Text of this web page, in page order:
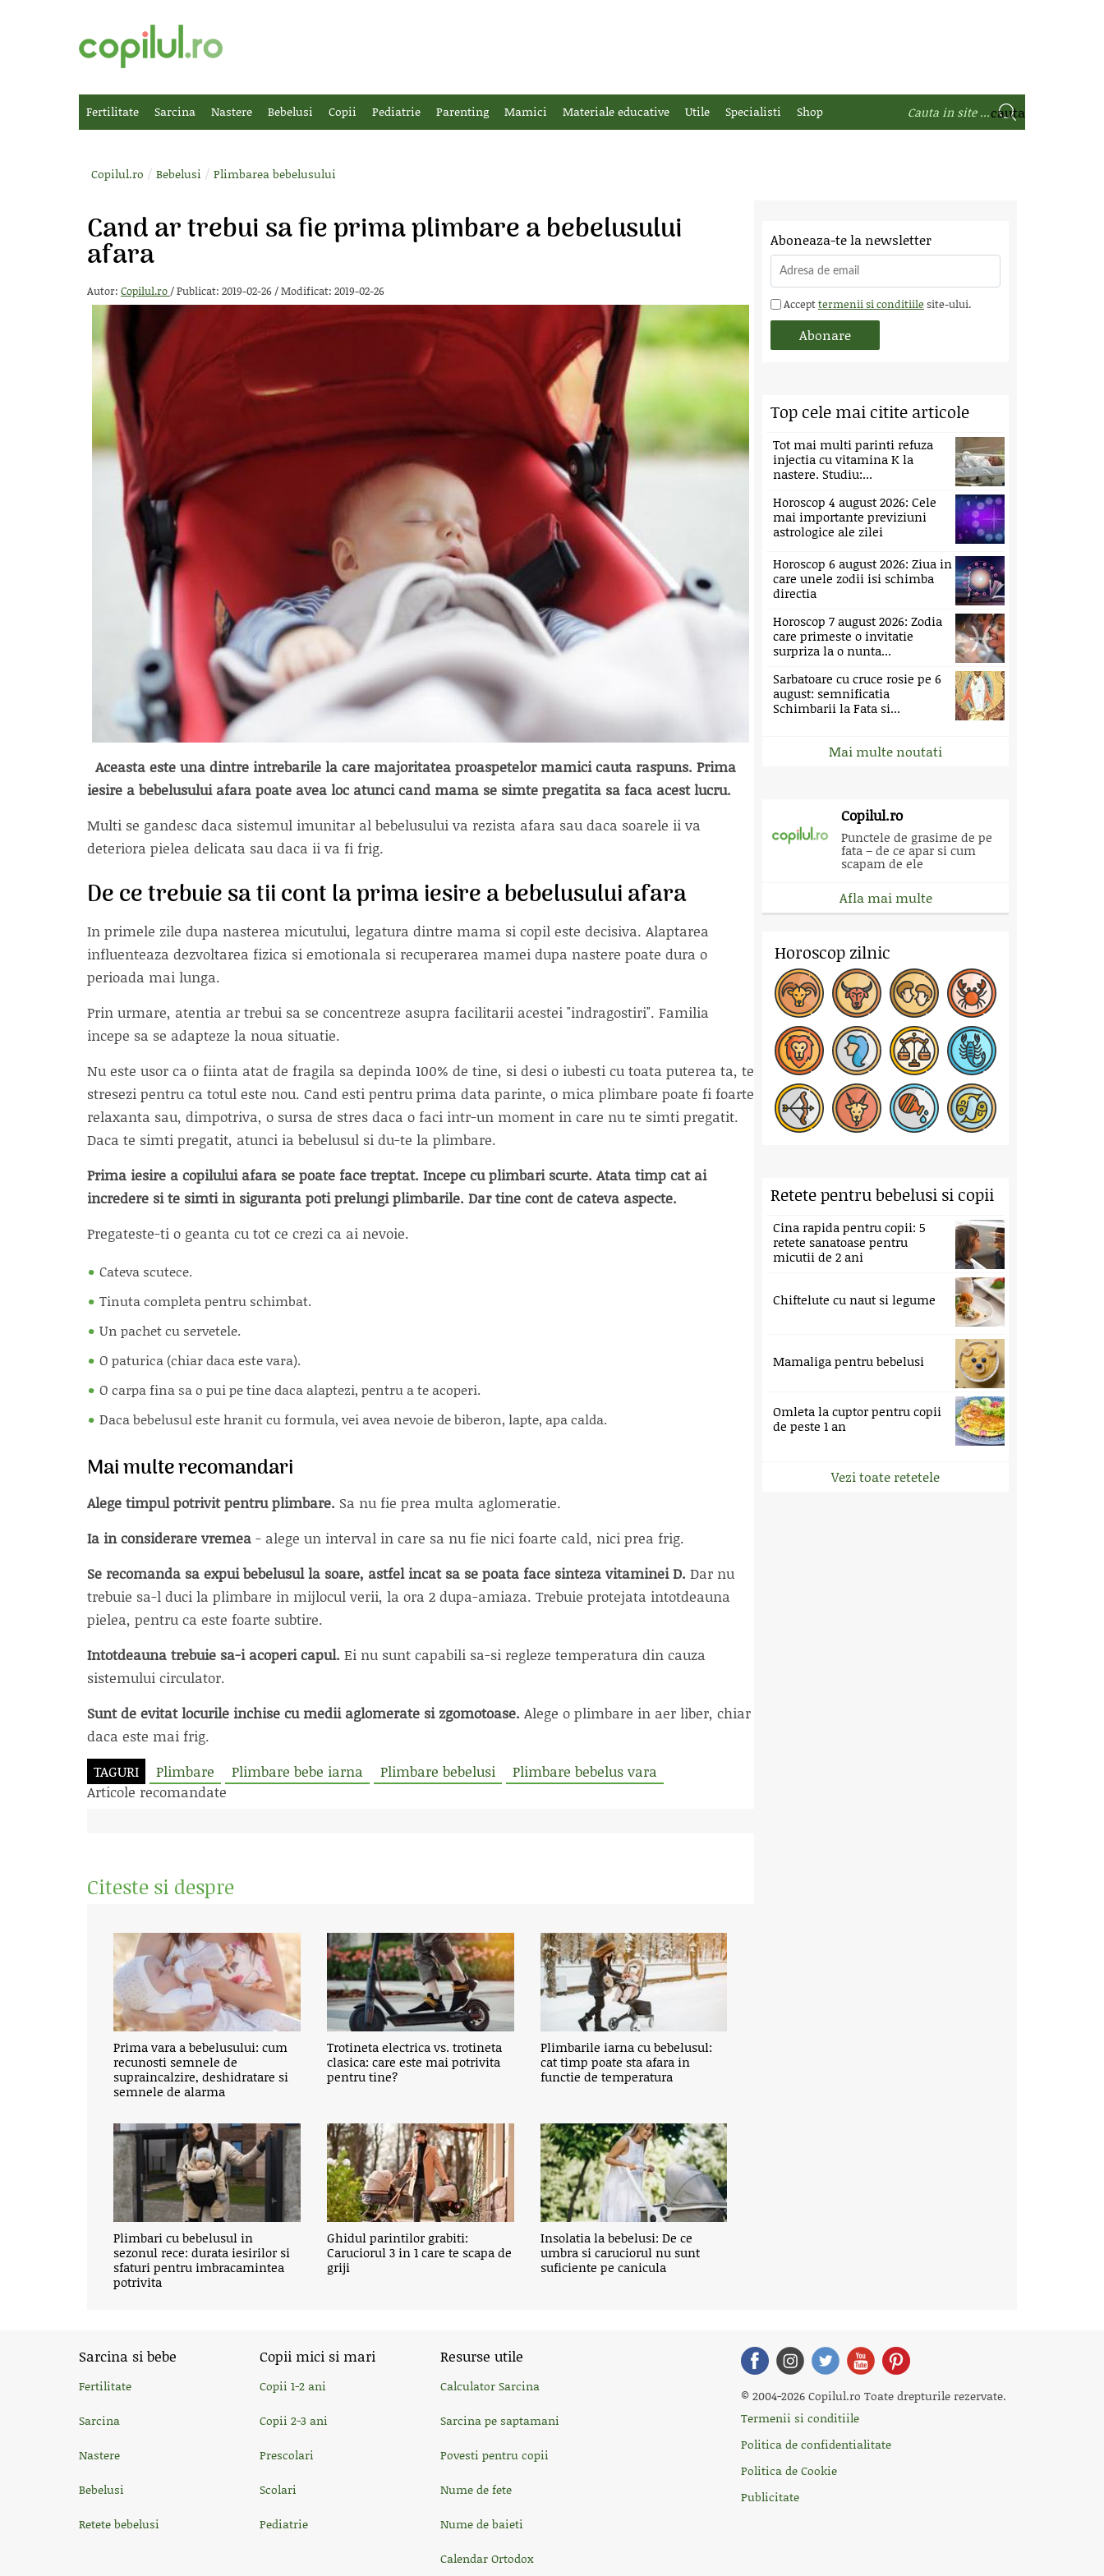
Fertilitate Sarcina Nastere Bebelusi Copii Pediatrie Parenting Mamici Materiale educative Utile Specialisti Shop
Copilul.ro / Bebelusi / Plimbarea bebelusului
Cand ar trebui sa fie prima plimbare a bebelusului
afara
Autor: Copilul.ro/Publicat: 2019-02-26/Modificat: 2019-02-26
Aceasta este una dintre intrebarile la care majoritatea proaspetelor mamici cauta raspuns. Prima
iesire a bebelusului afara poate avea loc atunci cand mama se simte pregatita sa faca acest lucru.
Multi se gandesc daca sistemul imunitar al bebelusului va rezista afara sau daca soarele ii va
deteriora pielea delicata sau daca ii va fi frig.
De ce trebuie sa tii cont la prima iesire a bebelusului afara
In primele zile dupa nasterea micutului, legatura dintre mama si copil este decisiva. Alaptarea
influenteaza dezvoltarea fizica si emotionala si recuperarea mamei dupa nastere poate dura o
perioada mai lunga.
Prin urmare, atentia ar trebui sa se concentreze asupra facilitarii acestei "indragostiri". Familia
incepe sa se adapteze la noua situatie.
Nu este usor ca o fiinta atat de fragila sa depinda 100% de tine, si desi o iubesti cu toata puterea ta, te
stresezi pentru ca totul este nou. Cand esti pentru prima data parinte, o mica plimbare poate fi foarte
relaxanta sau, dimpotriva, o sursa de stres daca o faci intr-un moment in care nu te simti pregatit.
Daca te simti pregatit, atunci ia bebelusul si du-te la plimbare.
Prima iesire a copilului afara se poate face treptat. Incepe cu plimbari scurte. Atata timp cat ai
incredere si te simti in siguranta poti prelungi plimbarile. Dar tine cont de cateva aspecte.
Pregateste-ti o geanta cu tot ce crezi ca ai nevoie.
Cateva scutece.
Tinuta completa pentru schimbat.
Un pachet cu servetele.
O paturica (chiar daca este vara).
O carpa fina sa o pui pe tine daca alaptezi, pentru a te acoperi.
Daca bebelusul este hranit cu formula, vei avea nevoie de biberon, lapte, apa calda.
Mai multe recomandari
Alege timpul potrivit pentru plimbare. Sa nu fie prea multa aglomeratie.
Ia in considerare vremea - alege un interval in care sa nu fie nici foarte cald, nici prea frig.
Se recomanda sa expui bebelusul la soare, astfel incat sa se poata face sinteza vitaminei D. Dar nu
trebuie sa-l duci la plimbare in mijlocul verii, la ora 2 dupa-amiaza. Trebuie protejata intotdeauna
pielea, pentru ca este foarte subtire.
Intotdeauna trebuie sa-i acoperi capul. Ei nu sunt capabili sa-si regleze temperatura din cauza
sistemului circulator.
Sunt de evitat locurile inchise cu medii aglomerate si zgomotoase. Alege o plimbare in aer liber, chiar
daca este mai frig.
TAGURI
Plimbare Plimbare bebe iarna Plimbare bebelusi
Plimbare bebelus vara
Articole recomandate
Citeste si despre
Prima vara a bebelusului: cum
recunosti semnele de
supraincalzire, deshidratare si
semnele de alarma
Trotineta electrica vs. trotineta
clasica: care este mai potrivita
pentru tine?
Plimbarile iarna cu bebelusul:
cat timp poate sta afara in
functie de temperatura
Plimbari cu bebelusul in
sezonul rece: durata iesirilor si
sfaturi pentru imbracamintea
potrivita
Ghidul parintilor grabiti:
Caruciorul 3 in 1 care te scapa de
griji
Insolatia la bebelusi: De ce
umbra si caruciorul nu sunt
suficiente pe canicula
Aboneaza-te la newsletter
Accepttermenii si conditiile site-ului.
Top cele mai citite articole
Tot mai multi parinti refuza
injectia cu vitamina K la
nastere. Studiu:...
Horoscop 4 august 2026: Cele
mai importante previziuni
astrologice ale zilei
Horoscop 6 august 2026: Ziua in
care unele zodii isi schimba
directia
Horoscop 7 august 2026: Zodia
care primeste o invitatie
surpriza la o nunta...
Sarbatoare cu cruce rosie pe 6
august: semnificatia
Schimbarii la Fata si...
Mai multe noutati
Copilul.ro
Punctele de grasime de pe
fata – de ce apar si cum
scapam de ele
Afla mai multe
Horoscop zilnic
Retete pentru bebelusi si copii
Cina rapida pentru copii: 5
retete sanatoase pentru
micutii de 2 ani
Chiftelute cu naut si legume
Mamaliga pentru bebelusi
Omleta la cuptor pentru copii
de peste 1 an
Vezi toate retetele
Sarcina si bebe
Fertilitate
Sarcina
Nastere
Bebelusi
Retete bebelusi
Copii mici si mari
Copii 1-2 ani
Copii 2-3 ani
Prescolari
Scolari
Pediatrie
Resurse utile
Calculator Sarcina
Sarcina pe saptamani
Povesti pentru copii
Nume de fete
Nume de baieti
Calendar Ortodox
© 2004-2026 Copilul.ro Toate drepturile rezervate.
Termenii si conditiile
Politica de confidentialitate
Politica de Cookie
Publicitate